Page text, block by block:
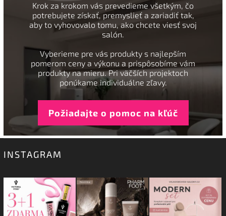
Krok za krokom vás prevedieme všetkým, čo
potrebujete získať, premyslieť a zariadiť tak,
aby to vyhovovalo tomu, ako chcete viesť svoj
salón.
Vyberieme pre vás produkty s najlepším
pomerom ceny a výkonu a prispôsobíme vám
produkty na mieru. Pri väčších projektoch
ponúkame individuálne zľavy.
Požiadajte o pomoc na kľúč
INSTAGRAM